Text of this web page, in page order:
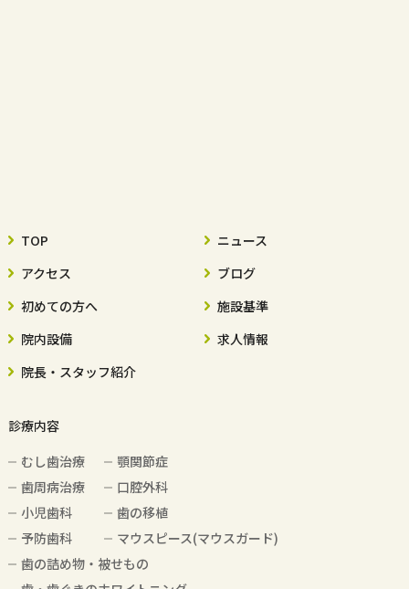
TOP
アクセス
初めての方へ
院内設備
院長・スタッフ紹介
ニュース
ブログ
施設基準
求人情報
診療内容
むし歯治療
歯周病治療
小児歯科
予防歯科
顎関節症
口腔外科
歯の移植
マウスピース(マウスガード)
歯の詰め物・被せもの